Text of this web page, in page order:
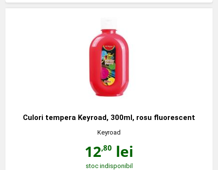
Culori tempera Keyroad, 300ml, rosu fluorescent
Keyroad
12,80 lei
stoc indisponibil